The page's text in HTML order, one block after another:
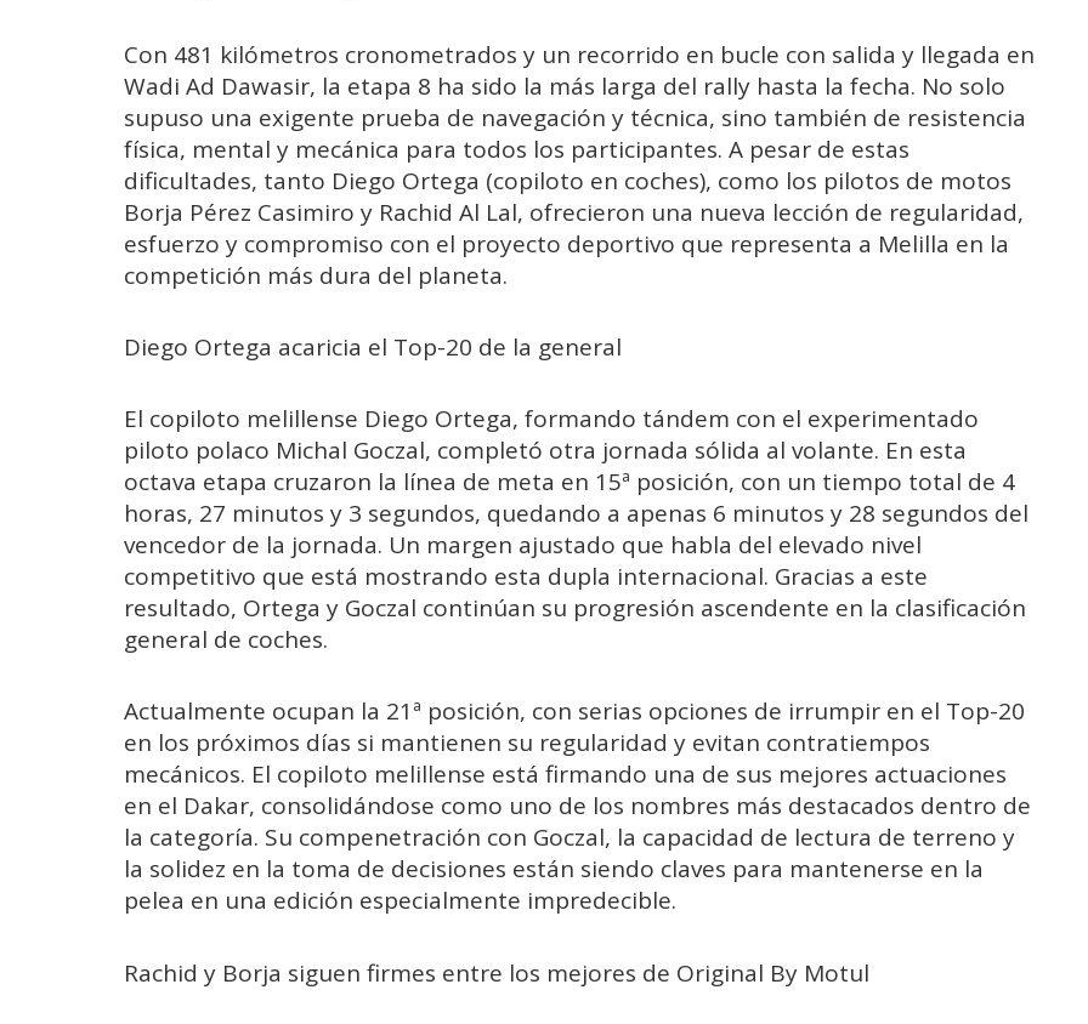
Con 481 kilómetros cronometrados y un recorrido en bucle con salida y llegada en
Wadi Ad Dawasir, la etapa 8 ha sido la más larga del rally hasta la fecha. No solo
supuso una exigente prueba de navegación y técnica, sino también de resistencia
física, mental y mecánica para todos los participantes. A pesar de estas
dificultades, tanto Diego Ortega (copiloto en coches), como los pilotos de motos
Borja Pérez Casimiro y Rachid Al Lal, ofrecieron una nueva lección de regularidad,
esfuerzo y compromiso con el proyecto deportivo que representa a Melilla en la
competición más dura del planeta.
Diego Ortega acaricia el Top-20 de la general
El copiloto melillense Diego Ortega, formando tándem con el experimentado
piloto polaco Michal Goczal, completó otra jornada sólida al volante. En esta
octava etapa cruzaron la línea de meta en 15ª posición, con un tiempo total de 4
horas, 27 minutos y 3 segundos, quedando a apenas 6 minutos y 28 segundos del
vencedor de la jornada. Un margen ajustado que habla del elevado nivel
competitivo que está mostrando esta dupla internacional. Gracias a este
resultado, Ortega y Goczal continúan su progresión ascendente en la clasificación
general de coches.
Actualmente ocupan la 21ª posición, con serias opciones de irrumpir en el Top-20
en los próximos días si mantienen su regularidad y evitan contratiempos
mecánicos. El copiloto melillense está firmando una de sus mejores actuaciones
en el Dakar, consolidándose como uno de los nombres más destacados dentro de
la categoría. Su compenetración con Goczal, la capacidad de lectura de terreno y
la solidez en la toma de decisiones están siendo claves para mantenerse en la
pelea en una edición especialmente impredecible.
Rachid y Borja siguen firmes entre los mejores de Original By Motul